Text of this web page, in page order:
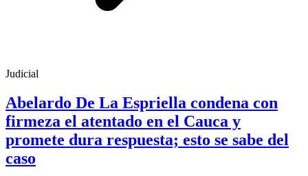
Judicial
Abelardo De La Espriella condena con
firmeza el atentado en el Cauca y
promete dura respuesta; esto se sabe del
caso